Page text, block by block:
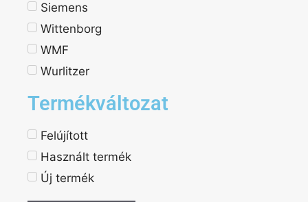
Siemens
Wittenborg
WMF
Wurlitzer
Termékváltozat
Felújított
Használt termék
Új termék